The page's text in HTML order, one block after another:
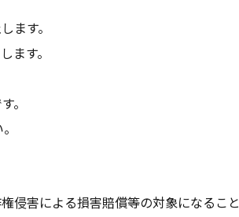
ます。
ます。
。
侵害による損害賠償等の対象になること